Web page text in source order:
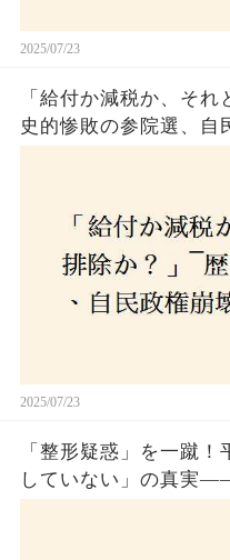
2025/07/23
「給付か減税か、そ
史的惨敗の参院選、自
2025/07/23
「整形疑惑」を一蹴
していない」の真実